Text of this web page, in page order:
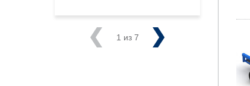
PreviousNext
1 из 7